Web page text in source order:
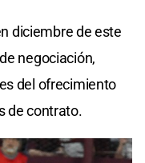
diciembre de este
negociación,
del ofrecimiento
de contrato.